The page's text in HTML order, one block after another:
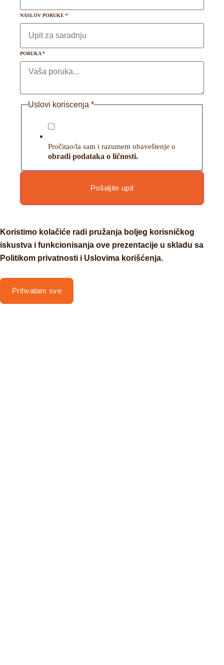
NASLOV PORUKE *
PORUKA*
Uslovi koriscenja *
Pročitao/la sam i razumem obaveštenje o
obradi podataka o ličnosti.
Pošaljite upit
Koristimo kolačiće radi pružanja boljeg korisničkog
iskustva i funkcionisanja ove prezentacije u skladu sa
Politikom privatnosti i Uslovima korišćenja.
Prihvatam sve